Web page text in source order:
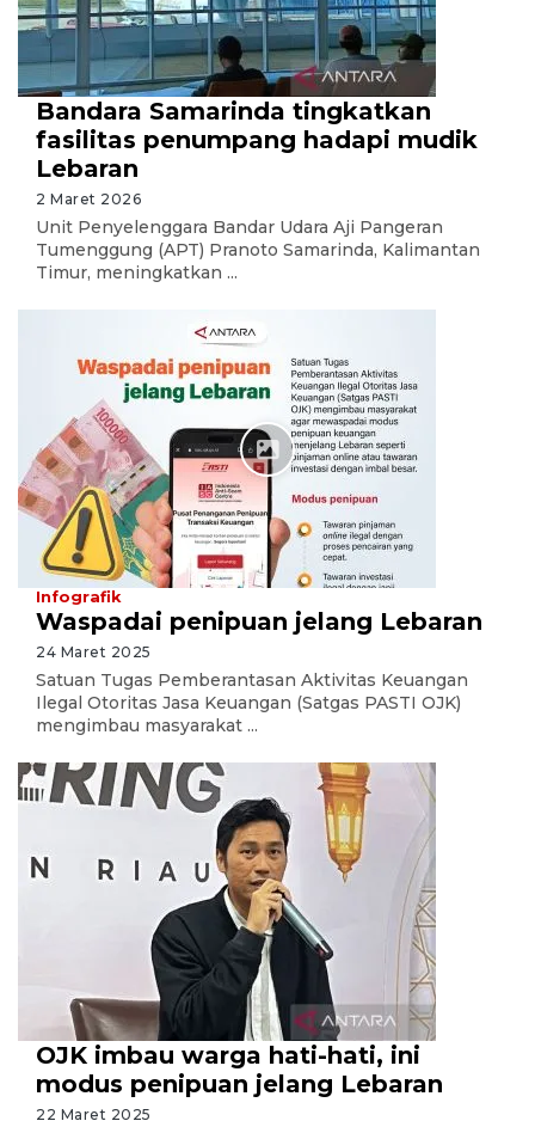
Bandara Samarinda tingkatkan
fasilitas penumpang hadapi mudik
Lebaran
2 Maret 2026
Unit Penyelenggara Bandar Udara Aji Pangeran
Tumenggung (APT) Pranoto Samarinda, Kalimantan
Timur, meningkatkan ...
Infografik
Waspadai penipuan jelang Lebaran
24 Maret 2025
Satuan Tugas Pemberantasan Aktivitas Keuangan
Ilegal Otoritas Jasa Keuangan (Satgas PASTI OJK)
mengimbau masyarakat ...
OJK imbau warga hati-hati, ini
modus penipuan jelang Lebaran
22 Maret 2025